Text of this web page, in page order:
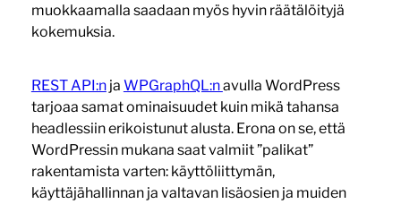
muokkaamalla saadaan myös hyvin räätälöityjä
kokemuksia.
REST API:nja WPGraphQL:navulla WordPress
tarjoaa samat ominaisuudet kuin mikä tahansa
headlessiin erikoistunut alusta. Erona on se, että
WordPressin mukana saat valmiit ”palikat”
rakentamista varten: käyttöliittymän,
käyttäjähallinnan ja valtavan lisäosien ja muiden